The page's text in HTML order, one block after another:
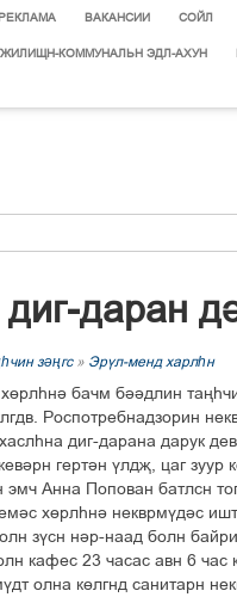
РЕКЛАМА ВАКАНСИИ СОЙЛ
ЖИЛИЩН-КОММУНАЛЬН ЭДЛ-АХУН
даран
зәңгс» Эрўл-менд харлһн
бачм біідлин
Роспотребнадзорин
диг-дарана дарук
гертін ўлдљ, цаг
эмч Анна Попован батлсн
хґрлєні некврмўдіс
зўсн нір-наад болн
кафес 23 часас авн 6 час
олна кґлгнд санитарн